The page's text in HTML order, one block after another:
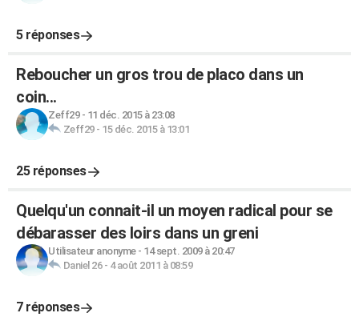
5 réponses
Reboucher un gros trou de placo dans un
coin...
Zeff29- 11 déc. 2015 à 23:08
Zeff29- 15 déc. 2015 à 13:01
25 réponses
Quelqu'un connait-il un moyen radical pour se
débarasser des loirs dans un greni
Utilisateur anonyme- 14 sept. 2009 à 20:47
Daniel 26- 4 août 2011 à 08:59
7 réponses